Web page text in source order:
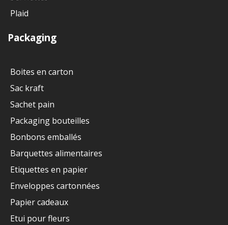
Plaid
Packaging
Boites en carton
Sac kraft
Sachet pain
Packaging bouteilles
Bonbons emballés
Barquettes alimentaires
Etiquettes en papier
Enveloppes cartonnées
Papier cadeaux
Etui pour fleurs